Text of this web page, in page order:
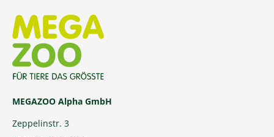
MEGAZOO Alpha GmbH
Zeppelinstr. 3